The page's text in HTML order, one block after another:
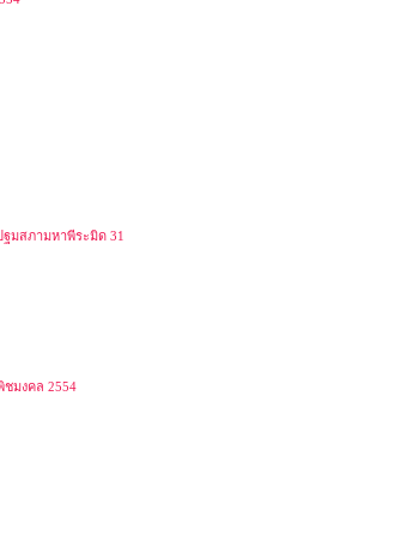
มสภามหาพีระมิด 31
มงคล 2554